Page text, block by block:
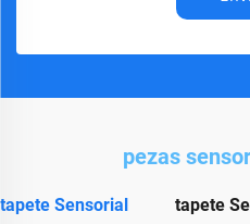
pezas
tapete Sensorial tapete